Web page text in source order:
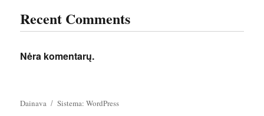
Recent Comments
Nėra komentarų.
Dainava Sistema: WordPress